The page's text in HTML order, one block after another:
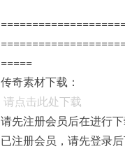
=====
传奇素材下载：
请点击此处下载
请先注册会员后在进行
已注册会员，请先登录